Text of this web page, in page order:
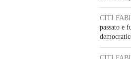
CITI
passato e